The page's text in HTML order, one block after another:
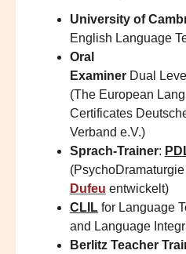
University of
English Language
Oral
ExaminerDual Level
(The European
Certificates
Verband e.V.)
Sprach-Trainer:
Dufeu entwickelt)
CLILfor Language
and Language
Berlitz Teacher